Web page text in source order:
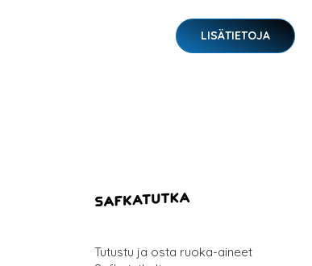
LISÄTIETOJA
Tutustu ja osta ruoka-aineet